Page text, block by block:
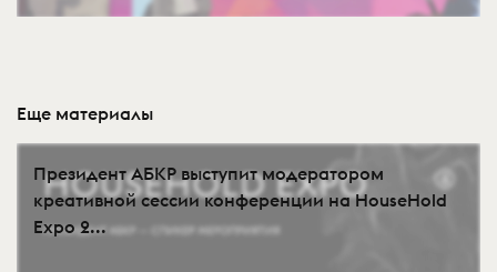
Еще материалы
Президент АБКР выступит модератором
креативной сессии конференции на HouseHold
Expo 2...